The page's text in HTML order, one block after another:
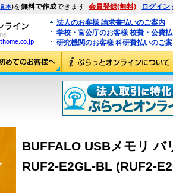
見本)を無料で作成できます 会員登録(無料) ログイン
法人のお客様 請求書払いのご案内
学校・官公庁のお客様 校費・公費
研究機関のお客様 科研費払いのご
BUFFALO USBメモリ バ
RUF2-E2GL-BL (RUF2-